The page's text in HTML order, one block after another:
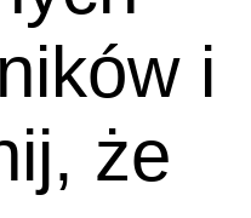
i
że